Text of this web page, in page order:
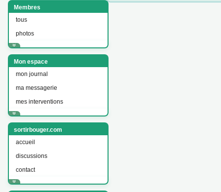
Membres
tous
photos
Mon espace
mon journal
ma messagerie
mes interventions
sortirbouger.com
accueil
discussions
contact